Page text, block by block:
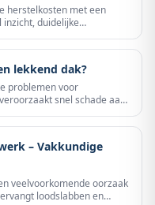
herstelkosten met een
duidelijke
lekkend dak?
problemen voor
snel schade aan
– Vakkundige
veelvoorkomende oorzaak
loodslabben en